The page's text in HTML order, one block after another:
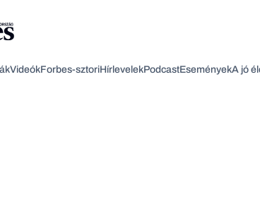
VideókForbes-sztoriHírlevelekPodcastEseményekA jó